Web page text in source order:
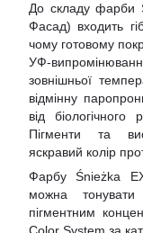
До складу фарби
Фасад) входить
чому готовому
УФ-
зовнішньої
відмінну
від біологічного
Пігменти та
яскравий колір
Фарбу Śnieżka
можна
пігментним